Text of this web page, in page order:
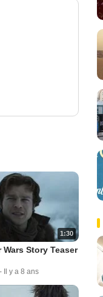
1:30
Wars Story Teaser
- Il y a 8 ans